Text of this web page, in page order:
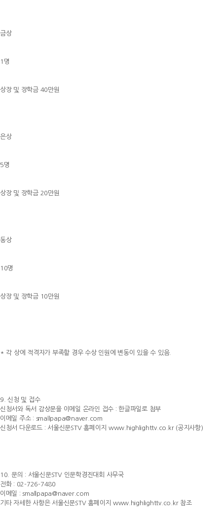
금상
1명
상장 및 장학금 40만원
은상
5명
상장 및 장학금 20만원
동상
10명
상장 및 장학금 10만원
* 각 상에 적격자가 부족할 경우 수상 인원에 변동이 있을 수 있음.
9. 신청 및 접수
신청서와 독서 감상문을 이메일 온라인 접수 : 한글파일로 첨부
이메일 주소 : smallpapa@naver.com
신청서 다운로드 : 서울신문STV 홈페이지 www.highlighttv.co.kr (공지사항)
10. 문의 : 서울신문STV 인문학경진대회 사무국
전화 : 02-726-7480
이메일 : smallpapa@naver.com
기타 자세한 사항은 서울신문STV 홈페이지 www.highlighttv.co.kr 참조